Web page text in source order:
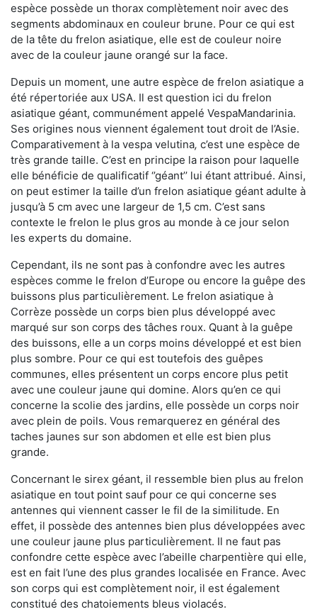
espèce possède un thorax complètement noir avec des
segments abdominaux en couleur brune. Pour ce qui est
de la tête du frelon asiatique, elle est de couleur noire
avec de la couleur jaune orangé sur la face.
Depuis un moment, une autre espèce de frelon asiatique a
été répertoriée aux USA. Il est question ici du frelon
asiatique géant, communément appelé VespaMandarinia.
Ses origines nous viennent également tout droit de l’Asie.
Comparativement à la vespa velutina, c’est une espèce de
très grande taille. C’est en principe la raison pour laquelle
elle bénéficie de qualificatif ‘’géant’’ lui étant attribué. Ainsi,
on peut estimer la taille d’un frelon asiatique géant adulte à
jusqu’à 5 cm avec une largeur de 1,5 cm. C’est sans
contexte le frelon le plus gros au monde à ce jour selon
les experts du domaine.
Cependant, ils ne sont pas à confondre avec les autres
espèces comme le frelon d’Europe ou encore la guêpe des
buissons plus particulièrement. Le frelon asiatique à
Corrèze possède un corps bien plus développé avec
marqué sur son corps des tâches roux. Quant à la guêpe
des buissons, elle a un corps moins développé et est bien
plus sombre. Pour ce qui est toutefois des guêpes
communes, elles présentent un corps encore plus petit
avec une couleur jaune qui domine. Alors qu’en ce qui
concerne la scolie des jardins, elle possède un corps noir
avec plein de poils. Vous remarquerez en général des
taches jaunes sur son abdomen et elle est bien plus
grande.
Concernant le sirex géant, il ressemble bien plus au frelon
asiatique en tout point sauf pour ce qui concerne ses
antennes qui viennent casser le fil de la similitude. En
effet, il possède des antennes bien plus développées avec
une couleur jaune plus particulièrement. Il ne faut pas
confondre cette espèce avec l’abeille charpentière qui elle,
est en fait l’une des plus grandes localisée en France. Avec
son corps qui est complètement noir, il est également
constitué des chatoiements bleus violacés.